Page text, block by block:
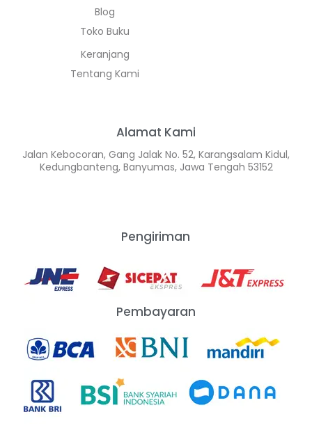
Blog
Toko Buku
Keranjang
Tentang Kami
Alamat Kami
Jalan Kebocoran, Gang Jalak No. 52, Karangsalam Kidul,
Kedungbanteng, Banyumas, Jawa Tengah 53152
Pengiriman
Pembayaran